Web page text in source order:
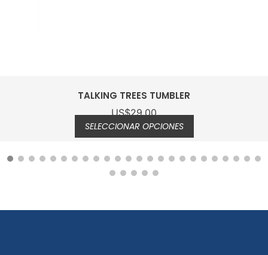
OCTAVE LONGDRINK GLASS
US$
SELECCIONAR OPCIONES